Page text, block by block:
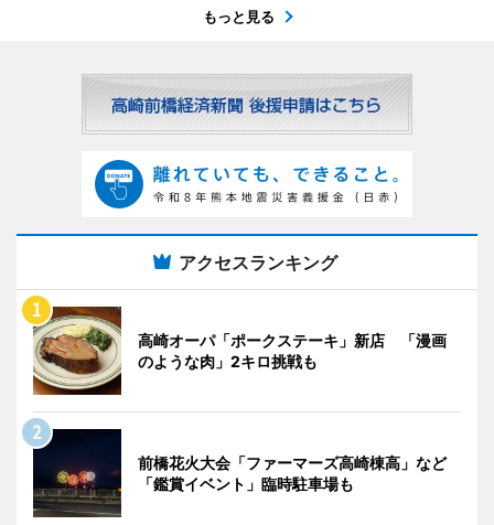
もっと見る
アクセスランキング
高崎オーパ「ポークステーキ」新店 「漫画
のような肉」2キロ挑戦も
前橋花火大会「ファーマーズ高崎棟高」など
「鑑賞イベント」臨時駐車場も